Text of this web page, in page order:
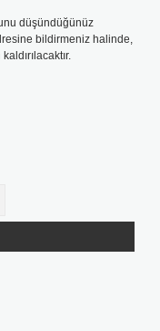
düşündüğünüz
bildirmeniz halinde,